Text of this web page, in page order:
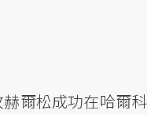
爾松成功在哈爾科